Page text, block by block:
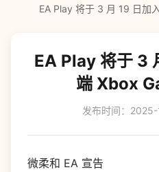
EA Play 将于 3 月 19 日加
EA Play 将于 3
端 Xbox
发布时间：
微柔和 EA 宣告